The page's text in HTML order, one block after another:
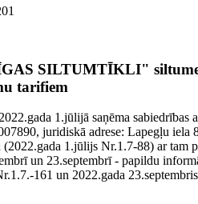
SILTUMTĪKLI"
tarifiem
1.jūlijā saņēma sabiedrības
juridiskā adrese: Lapegļu iela
1.jūlijs Nr.1.7-88) ar tam
un 23.septembrī - papildu
161 un 2022.gada